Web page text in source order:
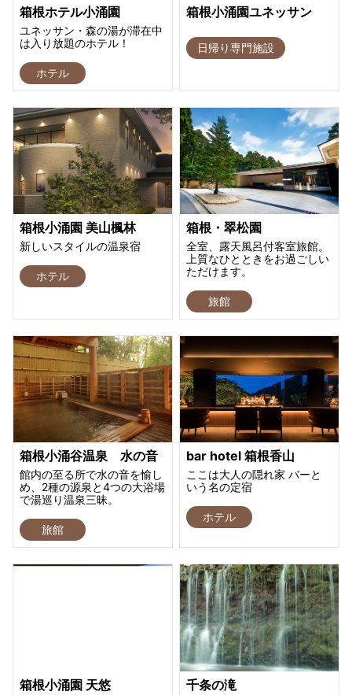
箱根ホテル小涌園
ユネッサン・森の湯が滞在中
は入り放題のホテル！
ホテル
箱根小涌園ユネッサン
日帰り専門施設
箱根小涌園 美山楓林
新しいスタイルの温泉宿
ホテル
箱根・翠松園
全室、露天風呂付客室旅館。
上質なひとときをお過ごしい
ただけます。
旅館
箱根小涌谷温泉 水の音
館内の至る所で水の音を愉し
め、2種の源泉と4つの大浴場
で湯巡り温泉三昧。
旅館
bar hotel 箱根香山
ここは大人の隠れ家 バーと
いう名の定宿
ホテル
箱根小涌園 天悠 千条の滝